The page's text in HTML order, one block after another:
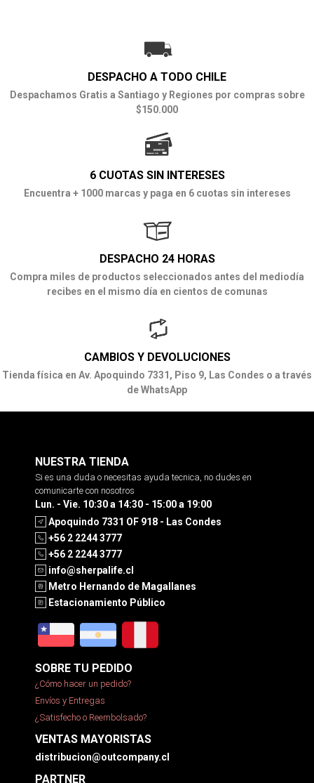
DESPACHO A TODO CHILE
Despachamos Gratis a Santiago y Regiones por compras sobre
$150.000
6 CUOTAS SIN INTERESES
Encuentra + 1000 marcas y paga en 6 cuotas sin intereses
DESPACHO 24 HORAS
Compra miles de productos seleccionados antes del mediodía
recibes en el mismo día en cientos de comunas
CAMBIOS Y DEVOLUCIONES
Tienda física en Av. Apoquindo 7331, Piso 9, Las Condes o a través
de WhatsApp
NUESTRA TIENDA
Si es una duda o necesitas ayuda tecnica, no dudes en
comunicarte con nosotros
Lun. - Vie. 10:30 a 14:30 - 15:00 a 19:00
Apoquindo 7331 OF 918 - Las Condes
+56 2 2244 3777
+56 2 2244 3777
info@sherpalife.cl
Metro Hernando de Magallanes
Estacionamiento Público
SOBRE TU PEDIDO
¿Cómo hacer un pedido?
Envíos y Entregas
¿Satisfecho o Reembolsado?
VENTAS MAYORISTAS
distribucion@outcompany.cl
PARTNER